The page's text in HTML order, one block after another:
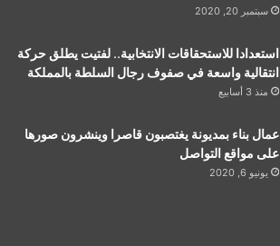
سبتمبر 20, 2020
استعدادا للاستحقاقات الانتخابية.. لفتيت يطلق حركة
انتقالية واسعة في صفوف رجال السلطة بالمملكة
منذ 3 أسابيع
عمال بناء بمديونة يغتصبون قاصرا وينشرون صورها
على مواقع التواصل
يونيو 6, 2020